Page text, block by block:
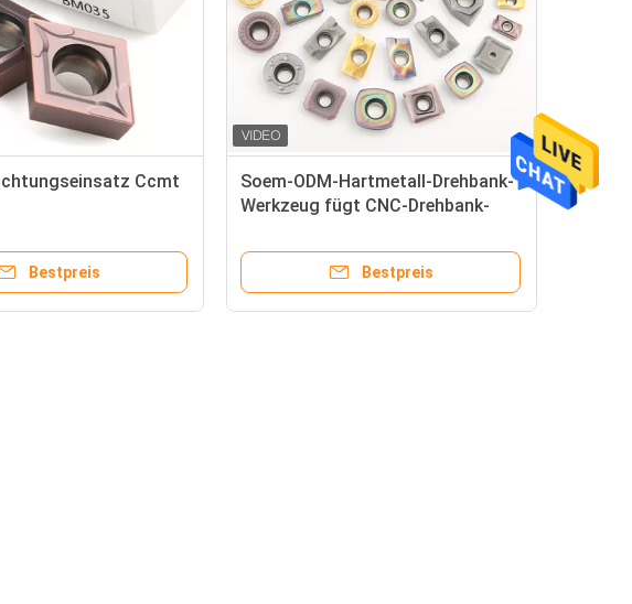
Ccmt
Bestpreis
Soem-ODM-Hartmetall-Drehbank-
Werkzeug fügt CNC-Drehbank-
Bestpreis